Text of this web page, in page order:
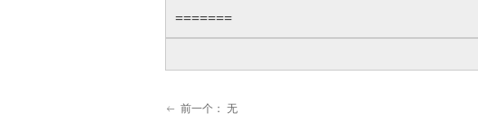
ꂃ 前一个： 无
=======